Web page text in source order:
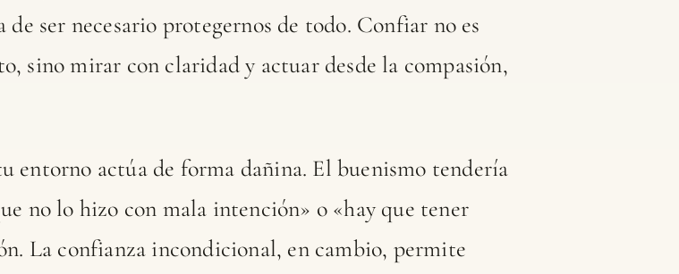
ser necesario protegernos de todo. Confiar no es
sino mirar con claridad y actuar desde la compasión,
entorno actúa de forma dañina. El buenismo tendería
no lo hizo con mala intención» o «hay que tener
La confianza incondicional, en cambio, permite